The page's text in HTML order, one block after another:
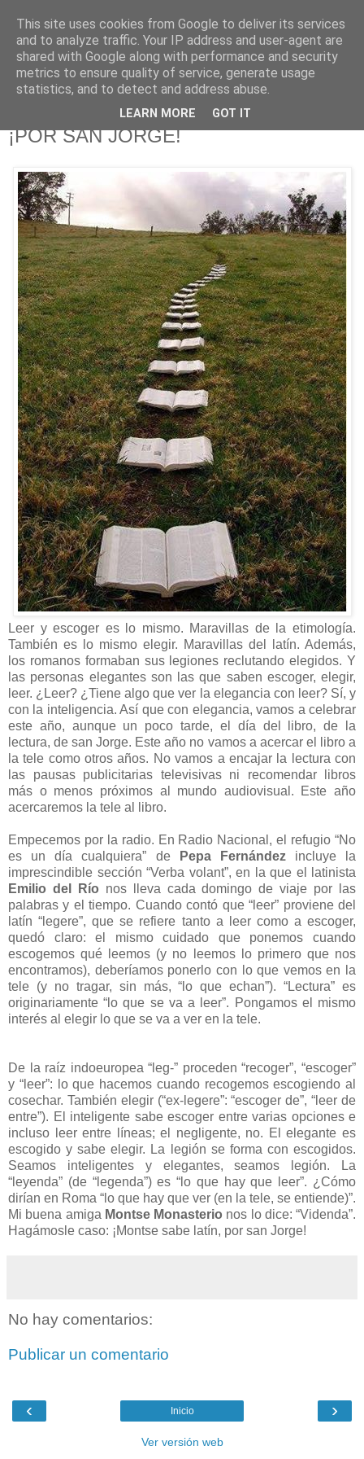
625 RANAS
LA TELEVISIÓN DESDE EL PUNTO DE VISTA BATRACIO
¡POR SAN JORGE!
Leer y escoger es lo mismo. Maravillas de la etimología.
También es lo mismo elegir. Maravillas del latín. Además,
los romanos formaban sus legiones reclutando elegidos. Y
las personas elegantes son las que saben escoger, elegir,
leer. ¿Leer? ¿Tiene algo que ver la elegancia con leer? Sí, y
con la inteligencia. Así que con elegancia, vamos a celebrar
este año, aunque un poco tarde, el día del libro, de la
lectura, de san Jorge. Este año no vamos a acercar el libro a
la tele como otros años. No vamos a encajar la lectura con
las pausas publicitarias televisivas ni recomendar libros
más o menos próximos al mundo audiovisual. Este año
acercaremos la tele al libro.
Empecemos por la radio. En Radio Nacional, el refugio “No
es un día cualquiera” de
Pepa Fernándezincluye la
imprescindible sección “Verba volant”, en la que el latinista
Emilio del Río nos lleva cada domingo de viaje por las
palabras y el tiempo. Cuando contó que “leer” proviene del
latín “legere”, que se refiere tanto a leer como a escoger,
quedó claro: el mismo cuidado que ponemos cuando
escogemos qué leemos (y no leemos lo primero que nos
encontramos), deberíamos ponerlo con lo que vemos en la
tele (y no tragar, sin más, “lo que echan”). “Lectura” es
originariamente “lo que se va a leer”. Pongamos el mismo
interés al elegir lo que se va a ver en la tele.
De la raíz indoeuropea “leg-” proceden “recoger”, “escoger”
y “leer”: lo que hacemos cuando recogemos escogiendo al
cosechar. También elegir (“ex-legere”: “escoger de”, “leer de
entre”). El inteligente sabe escoger entre varias opciones e
incluso leer entre líneas; el negligente, no. El elegante es
escogido y sabe elegir. La legión se forma con escogidos.
Seamos inteligentes y elegantes, seamos legión. La
“leyenda” (de “legenda”) es “lo que hay que leer”. ¿Cómo
dirían en Roma “lo que hay que ver (en la tele, se entiende)”.
Mi buena amiga Montse Monasterio nos lo dice: “Videnda”.
Hagámosle caso: ¡Montse sabe latín, por san Jorge!
No hay comentarios:
Publicar un comentario
‹ ›
Inicio
Ver versión web
This site uses cookies from Google to deliver its services
and to analyze traffic. Your IP address and user-agent are
shared with Google along with performance and security
metrics to ensure quality of service, generate usage
statistics, and to detect and address abuse.
LEARN MORE GOT IT